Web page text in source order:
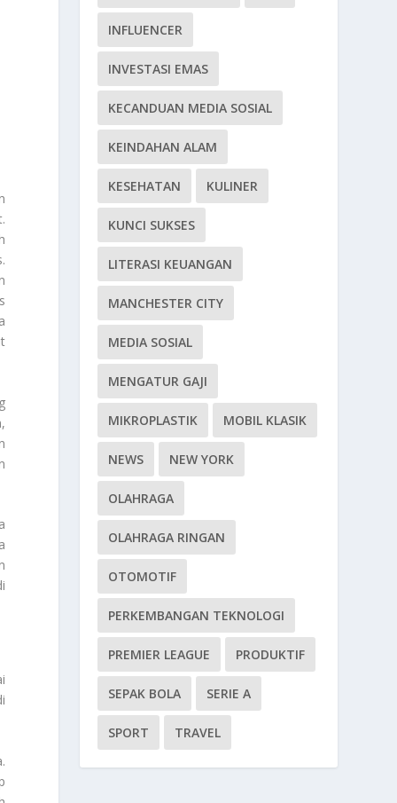
INFLUENCER
INVESTASI EMAS
KECANDUAN MEDIA SOSIAL
KEINDAHAN ALAM
KESEHATAN KULINER
KUNCI SUKSES
LITERASI KEUANGAN
MANCHESTER CITY
MEDIA SOSIAL
MENGATUR GAJI
MIKROPLASTIK MOBIL KLASIK
NEWS NEW YORK
OLAHRAGA
OLAHRAGA RINGAN
OTOMOTIF
PERKEMBANGAN TEKNOLOGI
PREMIER LEAGUE PRODUKTIF
SEPAK BOLA SERIE A
SPORT TRAVEL